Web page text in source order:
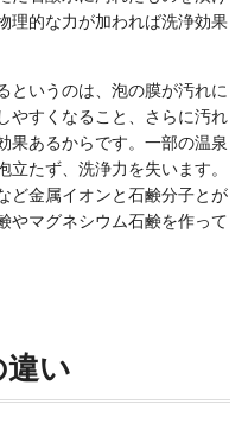
理的な力が加われば洗浄効果
いうのは、泡の膜が汚れに
やすくなること、さらに汚れ
果あるからです。一部の温泉
たず、洗浄力を失います。
ど金属イオンと石鹸分子とが
やマグネシウム石鹸を作って
違い